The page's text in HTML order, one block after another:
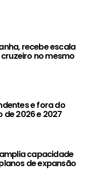
recebe escala
no mesmo
e fora do
2026 e 2027
capacidade
de expansão